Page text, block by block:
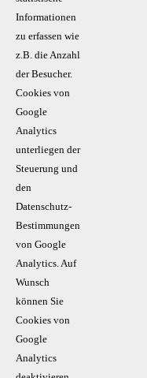
Informationen
zu erfassen wie
z.B. die Anzahl
der Besucher.
Cookies von
Google
Analytics
unterliegen der
Steuerung und
den
Datenschutz-
Bestimmungen
von Google
Analytics. Auf
Wunsch
können Sie
Cookies von
Google
Analytics